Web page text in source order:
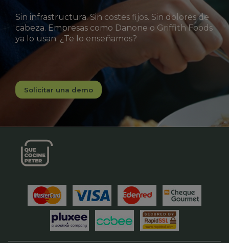
Sin infrastructura. Sin costes fijos. Sin dolores de
cabeza. Empresas como Danone o Griffith Foods
ya lo usan. ¿Te lo enseñamos?
Solicitar una demo